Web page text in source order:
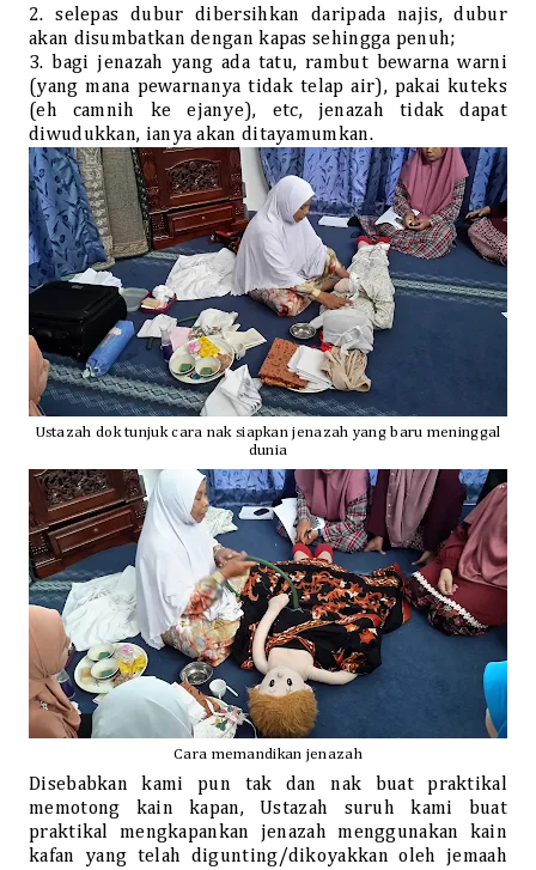
2. selepas dubur dibersihkan daripada najis, dubur
akan disumbatkan dengan kapas sehingga penuh;
3. bagi jenazah yang ada tatu, rambut bewarna warni
(yang mana pewarnanya tidak telap air), pakai kuteks
(eh camnih ke ejanye), etc, jenazah tidak dapat
diwudukkan, ianya akan ditayamumkan.
Ustazah dok tunjuk cara nak siapkan jenazah yang baru meninggal
dunia
Cara memandikan jenazah
Disebabkan kami pun tak dan nak buat praktikal
memotong kain kapan, Ustazah suruh kami buat
praktikal mengkapankan jenazah menggunakan kain
kafan yang telah digunting/dikoyakkan oleh jemaah